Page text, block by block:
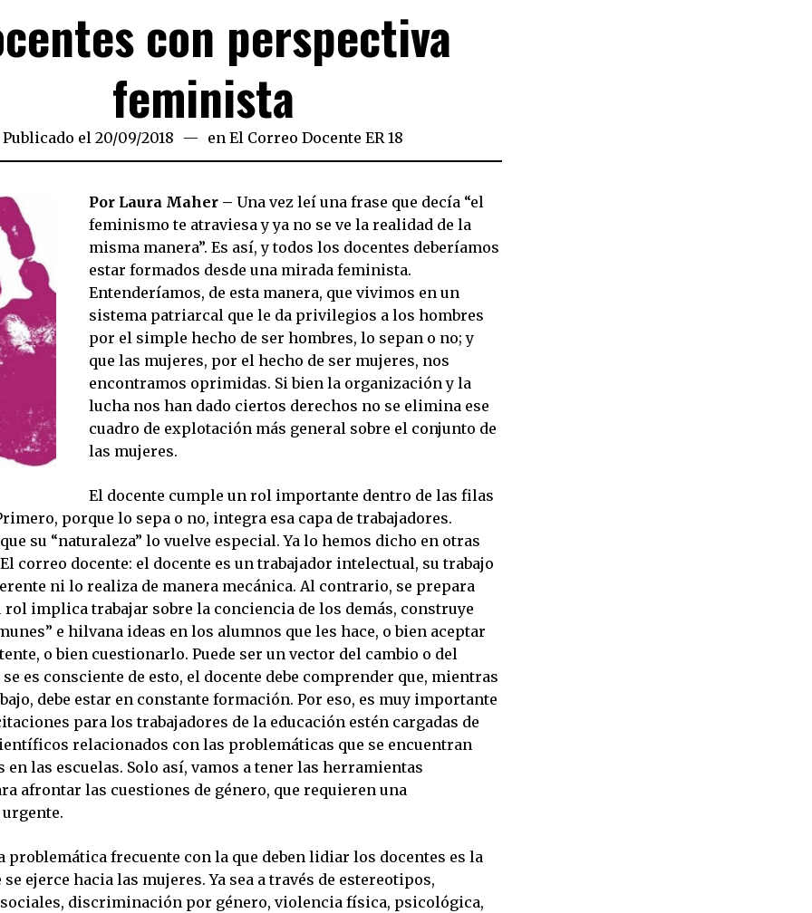
con perspectiva
feminista
Publicado el 20/09/2018 en El Correo Docente ER 18
Por Laura Maher – Una vez leí una frase que decía “el
feminismo te atraviesa y ya no se ve la realidad de la
misma manera”. Es así, y todos los docentes deberíamos
estar formados desde una mirada feminista.
Entenderíamos, de esta manera, que vivimos en un
sistema patriarcal que le da privilegios a los hombres
por el simple hecho de ser hombres, lo sepan o no; y
que las mujeres, por el hecho de ser mujeres, nos
encontramos oprimidas. Si bien la organización y la
lucha nos han dado ciertos derechos no se elimina ese
cuadro de explotación más general sobre el conjunto de
las mujeres.
El docente cumple un rol importante dentro de las filas
porque lo sepa o no, integra esa capa de trabajadores.
su “naturaleza” lo vuelve especial. Ya lo hemos dicho en otras
correo docente: el docente es un trabajador intelectual, su trabajo
ni lo realiza de manera mecánica. Al contrario, se prepara
rol implica trabajar sobre la conciencia de los demás, construye
e hilvana ideas en los alumnos que les hace, o bien aceptar
o bien cuestionarlo. Puede ser un vector del cambio o del
se es consciente de esto, el docente debe comprender que, mientras
debe estar en constante formación. Por eso, es muy importante
para los trabajadores de la educación estén cargadas de
relacionados con las problemáticas que se encuentran
en las escuelas. Solo así, vamos a tener las herramientas
afrontar las cuestiones de género, que requieren una
problemática frecuente con la que deben lidiar los docentes es la
ejerce hacia las mujeres. Ya sea a través de estereotipos,
discriminación por género, violencia física, psicológica,